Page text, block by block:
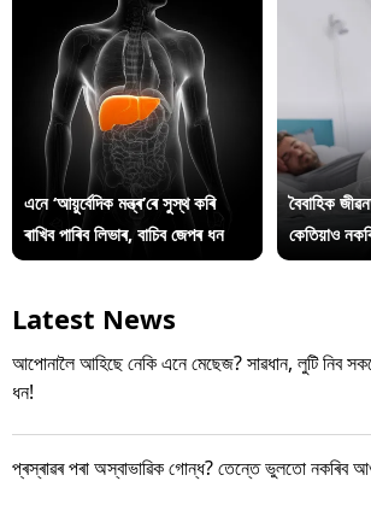
এনে ‘আয়ুৰ্বেদিক মন্ত্ৰ’ৰে সুস্থ কৰি
ৰাখিব পাৰিব লিভাৰ, বাচিব জেপৰ ধন
বৈবাহিক
কেতিয়াও
Latest News
আপোনালৈ আহিছে নেকি এনে মেছেজ? সাৱধান, লুটি নিব
ধন!
প্ৰস্ৰাৱৰ পৰা অস্বাভাৱিক গোন্ধ? তেন্তে ভুলতো নকৰিব